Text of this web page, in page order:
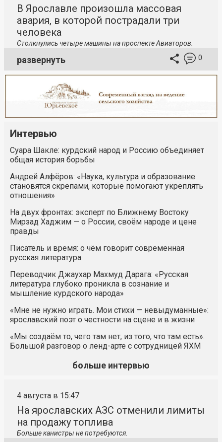
В Ярославле произошла массовая
авария, в которой пострадали три
человека
Столкнулись четыре машины на проспекте Авиаторов.
развернуть 0
Интервью
Суара Шакле: курдский народ и Россию объединяет
общая история борьбы
Андрей Алфёров: «Наука, культура и образование
становятся скрепами, которые помогают укреплять
отношения»
На двух фронтах: эксперт по Ближнему Востоку
Мирзад Хаджим — о России, своём народе и цене
правды
Писатель и время: о чём говорит современная
русская литература
Переводчик Джаухар Махмуд Дарага: «Русская
литература глубоко проникла в сознание и
мышление курдского народа»
«Мне не нужно играть. Мои стихи — невыдуманные»:
ярославский поэт о честности на сцене и в жизни
«Мы создаём то, чего там нет, из того, что там есть».
Большой разговор о ленд-арте с сотрудницей ЯХМ
больше интервью
4 августа в 15:47
На ярославских АЗС отменили лимиты
на продажу топлива
Больше канистры не потребуются.